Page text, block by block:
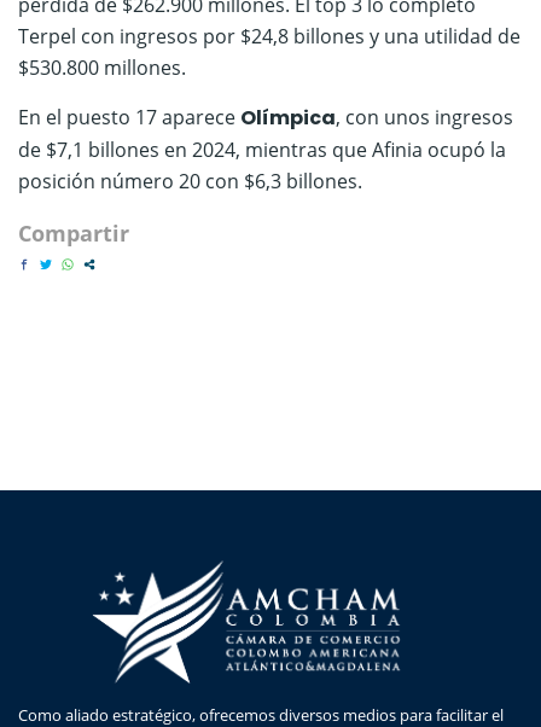
Terpel con ingresos por $24,8 billones y una utilidad de
$530.800 millones.
En el puesto 17 aparece Olímpica, con unos ingresos
de $7,1 billones en 2024, mientras que Afinia ocupó la
posición número 20 con $6,3 billones.
Compartir
Como aliado estratégico, ofrecemos diversos medios para facilitar el